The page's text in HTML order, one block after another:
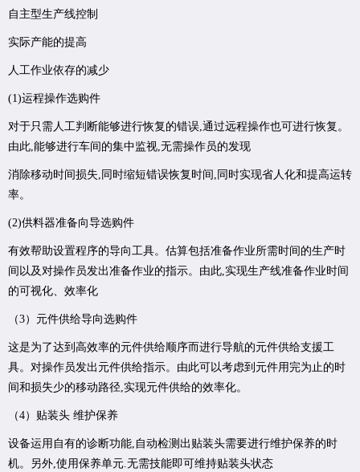
自主型生产线控制
实际产能的提高
人工作业依存的减少
(1)运程操作选购件
对于只需人工判断能够进行恢复的错误,通过远程操作也可进行恢复。
由此,能够进行车间的集中监视,无需操作员的发现
消除移动时间损失,同时缩短错误恢复时间,同时实现省人化和提高运转
率。
(2)供料器准备向导选购件
有效帮助设置程序的导向工具。估算包括准备作业所需时间的生产时
间以及对操作员发出准备作业的指示。由此,实现生产线准备作业时间
的可视化、效率化
（3）元件供给导向选购件
这是为了达到高效率的元件供给顺序而进行导航的元件供给支援工
具。对操作员发出元件供给指示。由此可以考虑到元件用完为止的时
间和损失少的移动路径,实现元件供给的效率化。
（4）贴装头 维护保养
设备运用自有的诊断功能,自动检测出贴装头需要进行维护保养的时
机。另外,使用保养单元.无需技能即可维持贴装头状态